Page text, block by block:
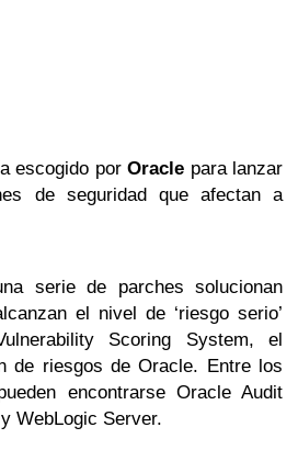
escogido porOracle para lanzar
de seguridad que afectan a
serie de parches solucionan
el nivel de ‘riesgo serio’
Scoring System, el
de riesgos de Oracle. Entre los
encontrarse Oracle Audit
WebLogic Server.